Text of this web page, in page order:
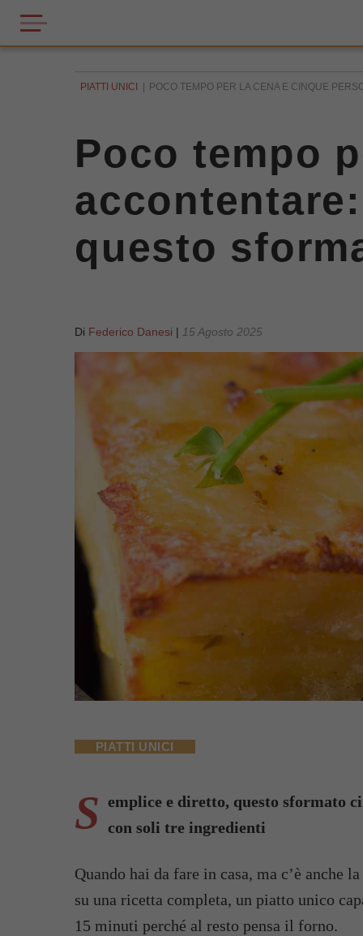
PIATTI UNICI POCO TEMPO PER LA CENA E CINQUE
Poco tempo
questo
Di Federico Danesi | 15 Agosto 2025
PIATTI UNICI
S emplice e diretto, questo sformato
con soli tre ingredienti
Quando hai da fare in casa, ma c’è anche
su una ricetta completa, un piatto unico
15 minuti perché al resto pensa il forno.